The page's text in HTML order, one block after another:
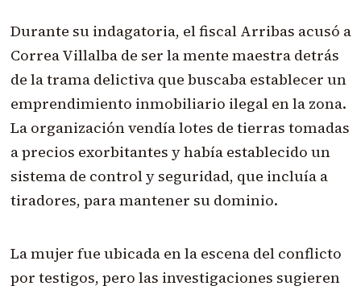
Durante su indagatoria, el fiscal Arribas acusó a
Correa Villalba de ser la mente maestra detrás
de la trama delictiva que buscaba establecer un
emprendimiento inmobiliario ilegal en la zona.
La organización vendía lotes de tierras tomadas
a precios exorbitantes y había establecido un
sistema de control y seguridad, que incluía a
tiradores, para mantener su dominio.
La mujer fue ubicada en la escena del conflicto
por testigos, pero las investigaciones sugieren